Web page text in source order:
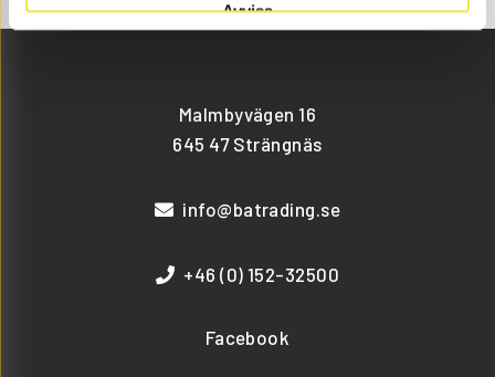
Avvisa
Malmbyvägen 16
645 47 Strängnäs
info@batrading.se
+46 (0) 152-32500
Facebook